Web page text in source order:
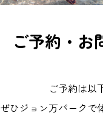
ご予約・お
ご予約は以
ぜひジョン万パークで